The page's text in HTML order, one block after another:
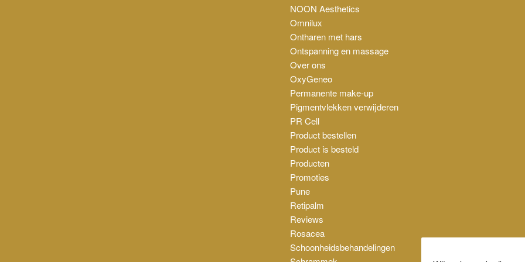
NOON Aesthetics
Omnilux
Ontharen met hars
Ontspanning en massage
Over ons
OxyGeneo
Permanente make-up
Pigmentvlekken verwijderen
PR Cell
Product bestellen
Product is besteld
Producten
Promoties
Pune
Retipalm
Reviews
Rosacea
Schoonheidsbehandelingen